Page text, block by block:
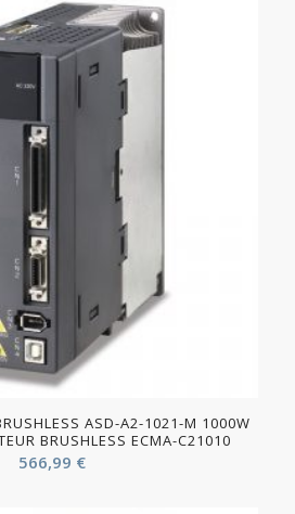
ASD-A2-1021-M 1000W
BRUSHLESS ECMA-C21010
566,99 €